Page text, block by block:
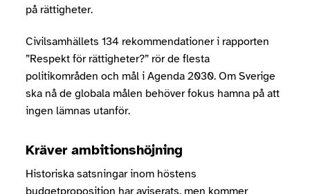
på rättigheter.
Civilsamhällets 134 rekommendationer i rapporten
”Respekt för rättigheter?” rör de flesta
politikområden och mål i Agenda 2030. Om Sverige
ska nå de globala målen behöver fokus hamna på att
ingen lämnas utanför.
Kräver ambitionshöjning
Historiska satsningar inom höstens
budgetproposition har aviserats, men kommer